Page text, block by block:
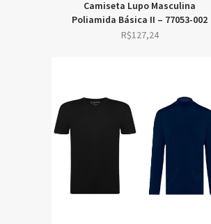
Camiseta Lupo Masculina
Poliamida Básica II – 77053-002
R$127,24